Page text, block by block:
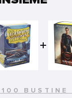
BUSTINE